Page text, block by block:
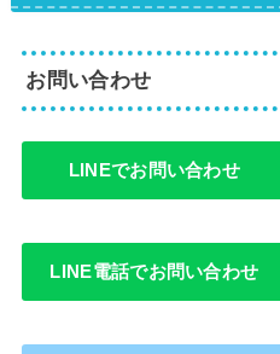
お問い合わせ
LINEでお問い合わせ
LINE電話でお問い合わせ